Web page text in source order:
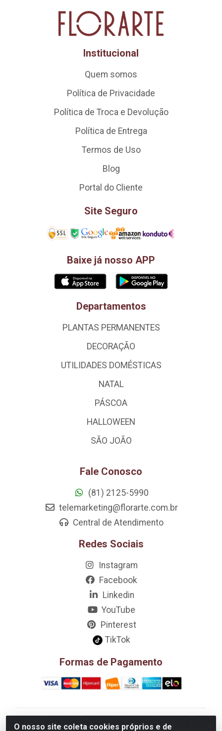
O nosso site coleta cookies próprios e de
Institucional
Quem somos
Política de Privacidade
Política de Troca e Devolução
Política de Entrega
Termos de Uso
Blog
Portal do Cliente
Site Seguro
Baixe já nosso APP
Departamentos
PLANTAS PERMANENTES
DECORAÇÃO
UTILIDADES DOMÉSTICAS
NATAL
PÁSCOA
HALLOWEEN
SÃO JOÃO
Fale Conosco
(81) 2125-5990
telemarketing@florarte.com.br
Central de Atendimento
Redes Sociais
Instagram
Facebook
Linkedin
YouTube
Pinterest
TikTok
Formas de Pagamento
D&A Decoração e Ambientação LTDA - Rua Riachão,